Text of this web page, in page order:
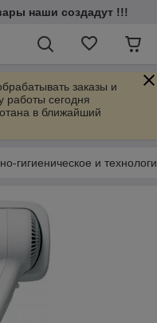
наши создадут !!!
заказы и
работы сегодня
в ближайший
гигиеническое и